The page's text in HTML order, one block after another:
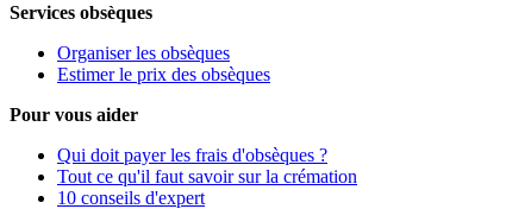
Services obsèques
Organiser les obsèques
Estimer le prix des obsèques
Pour vous aider
Qui doit payer les frais d'obsèques ?
Tout ce qu'il faut savoir sur la crémation
10 conseils d'expert